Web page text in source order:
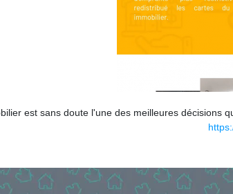
est sans doute l'une des meilleures décisions